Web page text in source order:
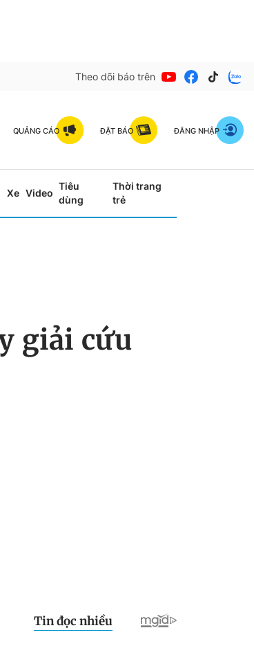
Theo dõi báo trên
QUẢNG CÁO ĐẶT BÁO ĐĂNG NHẬP
Xe Video
Tiêu
dùng
Thời trang
trẻ
giải cứu